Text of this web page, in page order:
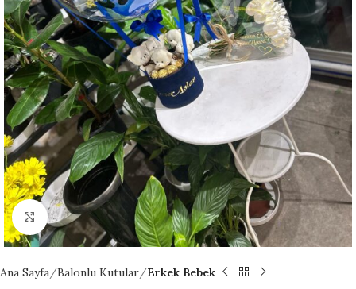
Click to enlarge
Ana Sayfa Balonlu Kutular Erkek Bebek